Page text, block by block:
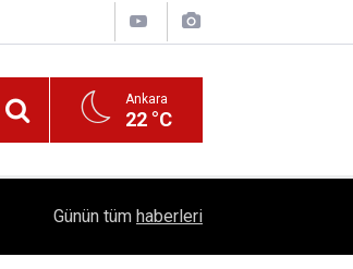
Ankara
22 °C
1504 Kep, Tek Bir Hedef: Bilim Kenti Çubuk
Günün tüm haberleri